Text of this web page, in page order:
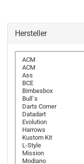
Hersteller